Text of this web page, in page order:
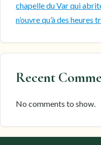
chapelle du Var qui
n’ouvre qu’à des heures
Recent
No comments to show.